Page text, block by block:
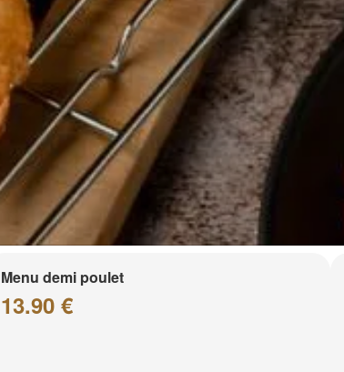
Menu demi poulet
13.90 €